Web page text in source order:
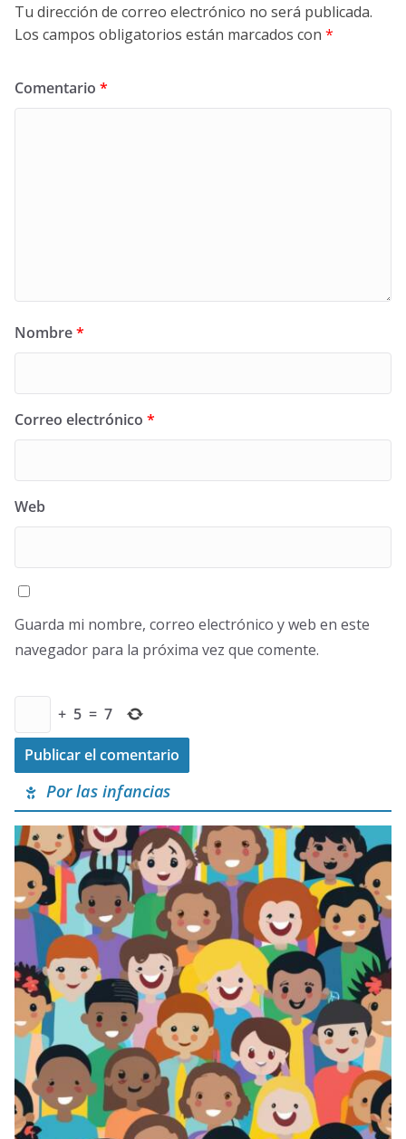
Tu dirección de correo electrónico no será publicada.
Los campos obligatorios están marcados con *
Comentario *
Nombre*
Correo electrónico *
Web
Guarda mi nombre, correo electrónico y web en este
navegador para la próxima vez que comente.
+ 5 = 7
Por las infancias